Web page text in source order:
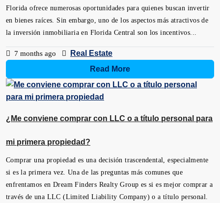
Florida ofrece numerosas oportunidades para quienes buscan invertir
en bienes raíces. Sin embargo, uno de los aspectos más atractivos de
la inversión inmobiliaria en Florida Central son los incentivos...
7 months ago
Real Estate
Read More
¿Me conviene comprar con LLC o a título personal para
mi primera propiedad?
Comprar una propiedad es una decisión trascendental, especialmente
si es la primera vez. Una de las preguntas más comunes que
enfrentamos en Dream Finders Realty Group es si es mejor comprar a
través de una LLC (Limited Liability Company) o a título personal.